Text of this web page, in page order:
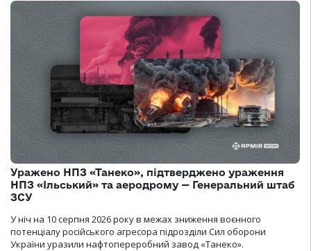
Уражено НПЗ «Танеко», підтверджено ураження
НПЗ «Ільський» та аеродрому — Генеральний штаб
ЗСУ
У ніч на 10 серпня 2026 року в межах зниження воєнного
потенціалу російського агресора підрозділи Сил оборони
України уразили нафтопереробний завод «Танеко».